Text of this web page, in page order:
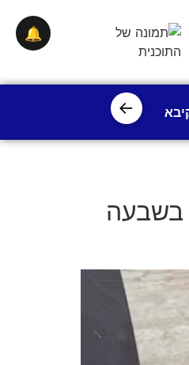
פרדס חנה
←
בשבעה
🔔